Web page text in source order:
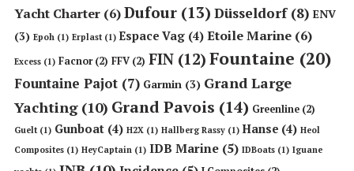
Yacht Charter (6)Dufour (13) Düsseldorf(8) ENV
(3) Epoh (1) Erplast (1) Espace Vag (4) Etoile Marine (6)
Excess (1) Facnor(2) FFV (2) FIN (12) Fountaine (20)
Fountaine Pajot (7) Garmin (3) Grand Large
Yachting(10) Grand Pavois (14) Greenline (2)
Guelt (1) Gunboat (4) H2X (1) Hallberg Rassy (1) Hanse (4) Heol
Composites (1) HeyCaptain (1) IDB Marine (5) IDBoats (1) Iguane